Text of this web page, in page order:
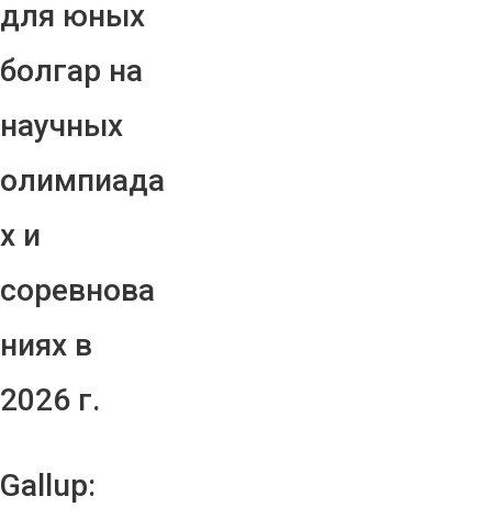
для юных
болгар на
научных
олимпиада
х и
соревнова
ниях в
2026 г.
Gallup: